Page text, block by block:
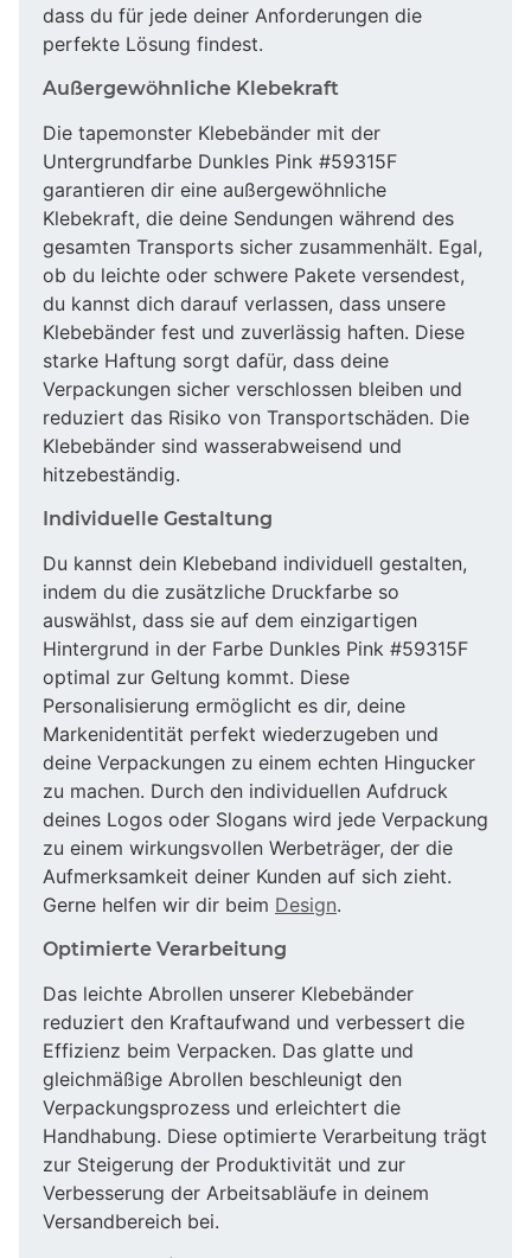
dass du für jede deiner Anforderungen die
perfekte Lösung findest.
Außergewöhnliche Klebekraft
Die tapemonster Klebebänder mit der
Untergrundfarbe Dunkles Pink #59315F
garantieren dir eine außergewöhnliche
Klebekraft, die deine Sendungen während des
gesamten Transports sicher zusammenhält. Egal,
ob du leichte oder schwere Pakete versendest,
du kannst dich darauf verlassen, dass unsere
Klebebänder fest und zuverlässig haften. Diese
starke Haftung sorgt dafür, dass deine
Verpackungen sicher verschlossen bleiben und
reduziert das Risiko von Transportschäden. Die
Klebebänder sind wasserabweisend und
hitzebeständig.
Individuelle Gestaltung
Du kannst dein Klebeband individuell gestalten,
indem du die zusätzliche Druckfarbe so
auswählst, dass sie auf dem einzigartigen
Hintergrund in der Farbe Dunkles Pink #59315F
optimal zur Geltung kommt. Diese
Personalisierung ermöglicht es dir, deine
Markenidentität perfekt wiederzugeben und
deine Verpackungen zu einem echten Hingucker
zu machen. Durch den individuellen Aufdruck
deines Logos oder Slogans wird jede Verpackung
zu einem wirkungsvollen Werbeträger, der die
Aufmerksamkeit deiner Kunden auf sich zieht.
Gerne helfen wir dir beim Design.
Optimierte Verarbeitung
Das leichte Abrollen unserer Klebebänder
reduziert den Kraftaufwand und verbessert die
Effizienz beim Verpacken. Das glatte und
gleichmäßige Abrollen beschleunigt den
Verpackungsprozess und erleichtert die
Handhabung. Diese optimierte Verarbeitung trägt
zur Steigerung der Produktivität und zur
Verbesserung der Arbeitsabläufe in deinem
Versandbereich bei.